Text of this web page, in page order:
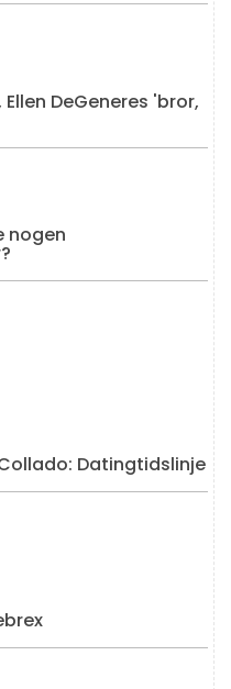
DeGeneres 'bror,
nogen
Datingtidslinje